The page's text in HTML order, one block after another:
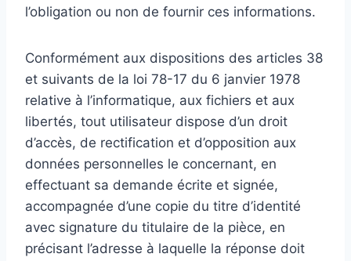
l’obligation ou non de fournir ces informations.
Conformément aux dispositions des articles 38
et suivants de la loi 78-17 du 6 janvier 1978
relative à l’informatique, aux fichiers et aux
libertés, tout utilisateur dispose d’un droit
d’accès, de rectification et d’opposition aux
données personnelles le concernant, en
effectuant sa demande écrite et signée,
accompagnée d’une copie du titre d’identité
avec signature du titulaire de la pièce, en
précisant l’adresse à laquelle la réponse doit